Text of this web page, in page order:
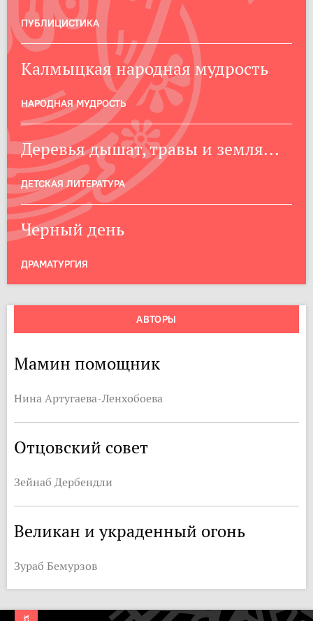
ПУБЛИЦИСТИКА
Калмыцкая народная мудрость
НАРОДНАЯ МУДРОСТЬ
Деревья дышат, травы и земля...
ДЕТСКАЯ ЛИТЕРАТУРА
Черный день
ДРАМАТУРГИЯ
АВТОРЫ
Мамин помощник
Нина Артугаева-Ленхобоева
Отцовский совет
Зейнаб Дербендли
Великан и украденный огонь
Зураб Бемурзов